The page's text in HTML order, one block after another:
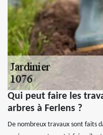
Qui peut faire les
arbres à Ferlens ?
De nombreux travaux sont faits